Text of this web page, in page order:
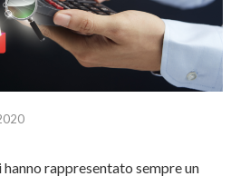
rappresentato sempre un